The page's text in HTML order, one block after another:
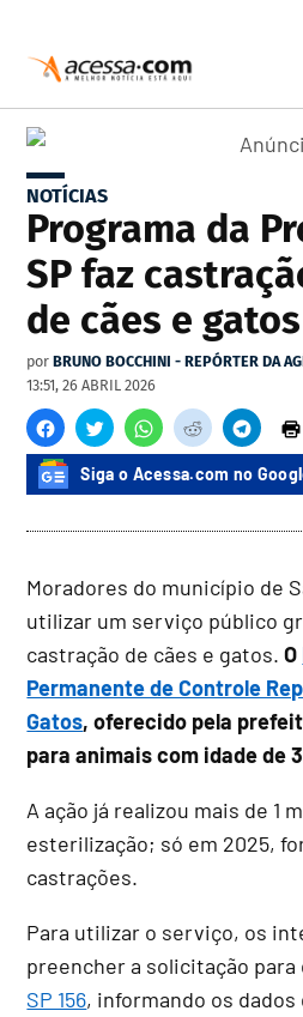
NOTÍCIAS
Programa da
SP faz
de cães e gatos
por BRUNO BOCCHINI - REPÓRTER DA
13:51, 26 ABRIL 2026
Siga o Acessa.com no
Moradores do município de
utilizar um serviço público
castração de cães e gatos.O
Permanente de Controle
Gatos, oferecido pela
para animais com idade de
A ação já realizou mais de 1
esterilização; só em 2025,
castrações.
Para utilizar o serviço, os
preencher a solicitação para
SP 156, informando os